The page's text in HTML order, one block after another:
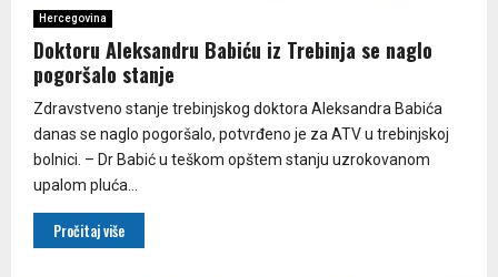
Hercegovina
Doktoru Aleksandru Babiću iz Trebinja se naglo
pogoršalo stanje
Zdravstveno stanje trebinjskog doktora Aleksandra Babića
danas se naglo pogoršalo, potvrđeno je za ATV u trebinjskoj
bolnici. – Dr Babić u teškom opštem stanju uzrokovanom
upalom pluća...
Pročitaj više